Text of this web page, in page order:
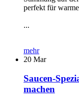
perfekt für
...
mehr
20 Mar
Saucen-
machen